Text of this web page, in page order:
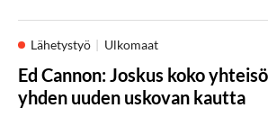
Lähetystyö Ulkomaat
Ed Cannon: Joskus koko
yhden uuden uskovan kautta